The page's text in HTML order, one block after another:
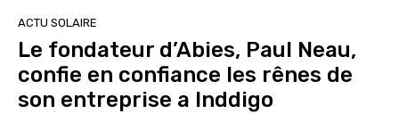
ACTU SOLAIRE
Le fondateur d’Abies, Paul Neau,
confie en confiance les rênes de
son entreprise a Inddigo